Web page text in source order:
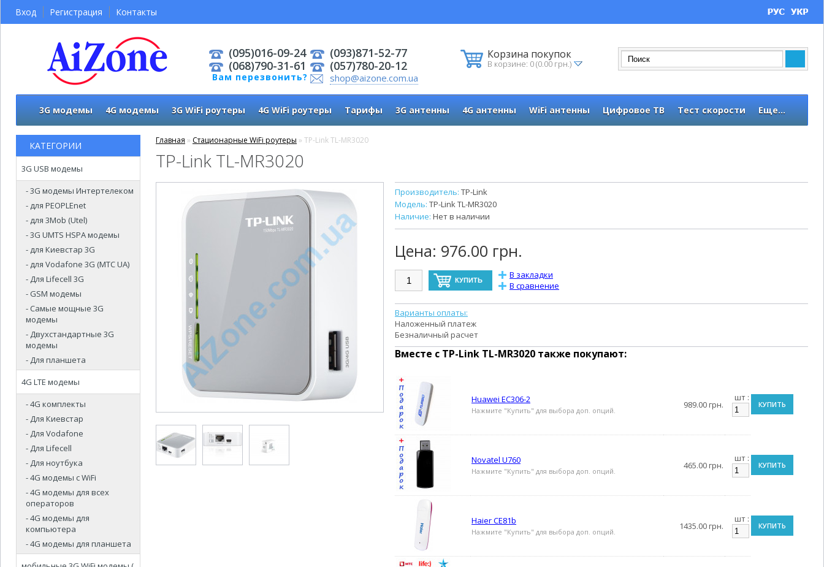
Корзина покупок
В корзине: 0 (0.00 грн.)
(095)016-09-24
(068)790-31-61
Вам перезвонить?
(093)871-52-77
(057)780-20-12
shop@aizone.com.ua
Вход Регистрация Контакты
3G модемы 4G модемы 3G WiFi роутеры 4G WiFi роутеры Тарифы 3G антенны 4G антенны WiFi антенны Цифровое ТВ Тест скорости Еще...
КАТЕГОРИИ
3G USB модемы
- 3G модемы Интертелеком
- для PEOPLEnet
- для 3Mob (Utel)
- 3G UMTS HSPA модемы
- для Киевстар 3G
- для Vodafone 3G (МТС UA)
- Для Lifecell 3G
- GSM модемы
- Самые мощные 3G
модемы
- Двухстандартные 3G
модемы
- Для планшета
4G LTE модемы
- 4G комплекты
- Для Киевстар
- Для Vodafone
- Для Lifecell
- Для ноутбука
- 4G модемы с WiFi
- 4G модемы для всех
операторов
- 4G модемы для
компьютера
- 4G модемы для планшета
Главная » Стационарные WiFi роутеры » TP-Link TL-MR3020
TP-Link TL-MR3020
Производитель: TP-Link
Модель: TP-Link TL-MR3020
Наличие: Нет в наличии
Цена: 976.00 грн.
В закладки
В сравнение
Варианты оплаты:
Наложенный платеж
Безналичный расчет
Вместе с TP-Link TL-MR3020 также покупают:
Huawei EC306-2
Нажмите "Купить" для выбора доп. опций.
989.00 грн.
шт :
КУПИТЬ
Novatel U760
Нажмите "Купить" для выбора доп. опций.
465.00 грн.
шт :
КУПИТЬ
Haier CE81b
Нажмите "Купить" для выбора доп. опций.
1435.00 грн.
шт :
КУПИТЬ